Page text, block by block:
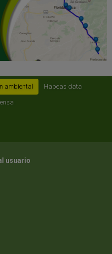
ambiental Habeas data
usuario